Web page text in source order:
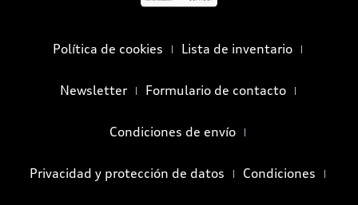
Política de cookies Lista de inventario
Newsletter Formulario de contacto
Condiciones de envío
Privacidad y protección de datos Condiciones